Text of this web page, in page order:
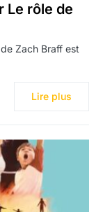
Le rôle de
Zach Braff est
Lire plus